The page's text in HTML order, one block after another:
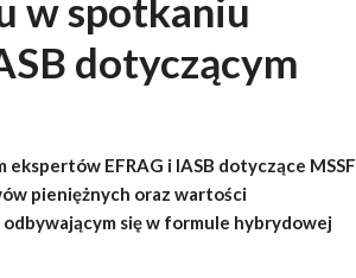
w spotkaniu
dotyczącym
EFRAG i IASB dotyczące MSSF
pieniężnych oraz wartości
się w formule hybrydowej